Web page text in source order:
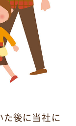
た後に当社に